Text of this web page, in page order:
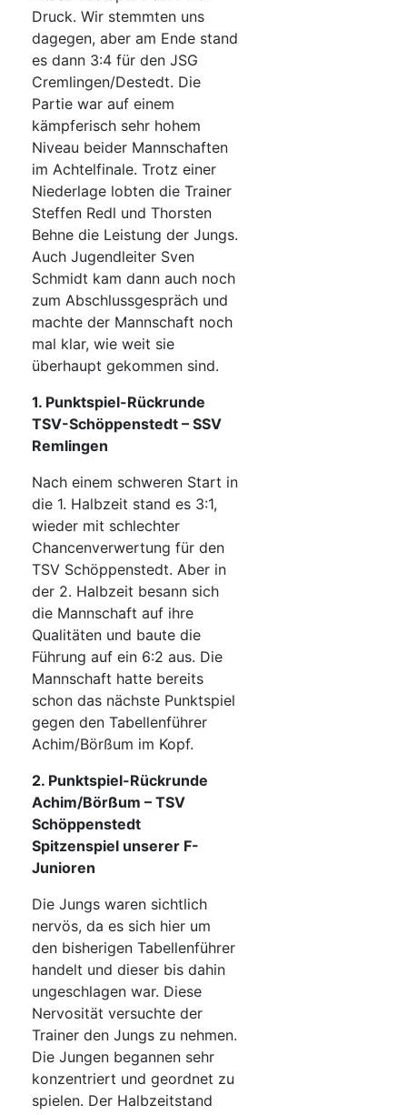
Druck. Wir stemmten uns
dagegen, aber am Ende stand
es dann 3:4 für den JSG
Cremlingen/Destedt. Die
Partie war auf einem
kämpferisch sehr hohem
Niveau beider Mannschaften
im Achtelfinale. Trotz einer
Niederlage lobten die Trainer
Steffen Redl und Thorsten
Behne die Leistung der Jungs.
Auch Jugendleiter Sven
Schmidt kam dann auch noch
zum Abschlussgespräch und
machte der Mannschaft noch
mal klar, wie weit sie
überhaupt gekommen sind.
1. Punktspiel-Rückrunde
TSV-Schöppenstedt – SSV
Remlingen
Nach einem schweren Start in
die 1. Halbzeit stand es 3:1,
wieder mit schlechter
Chancenverwertung für den
TSV Schöppenstedt. Aber in
der 2. Halbzeit besann sich
die Mannschaft auf ihre
Qualitäten und baute die
Führung auf ein 6:2 aus. Die
Mannschaft hatte bereits
schon das nächste Punktspiel
gegen den Tabellenführer
Achim/Börßum im Kopf.
2. Punktspiel-Rückrunde
Achim/Börßum – TSV
Schöppenstedt
Spitzenspiel unserer F-
Junioren
Die Jungs waren sichtlich
nervös, da es sich hier um
den bisherigen Tabellenführer
handelt und dieser bis dahin
ungeschlagen war. Diese
Nervosität versuchte der
Trainer den Jungs zu nehmen.
Die Jungen begannen sehr
konzentriert und geordnet zu
spielen. Der Halbzeitstand